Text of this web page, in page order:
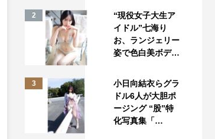
2
“現役女子大生ア
イドル”七海り
お、ランジェリー
姿で色白美ボデ…
3
小日向結衣らグラ
ドル6人が大胆ポ
ージング “股”特
化写真集「…